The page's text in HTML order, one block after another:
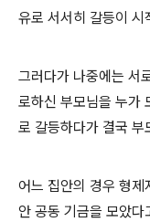
유로 서서히 갈등이 시
그러다가 나중에는 서
로하신 부모님을 누가
로 갈등하다가 결국 부
어느 집안의 경우 형제
안 공동 기금을 모았다